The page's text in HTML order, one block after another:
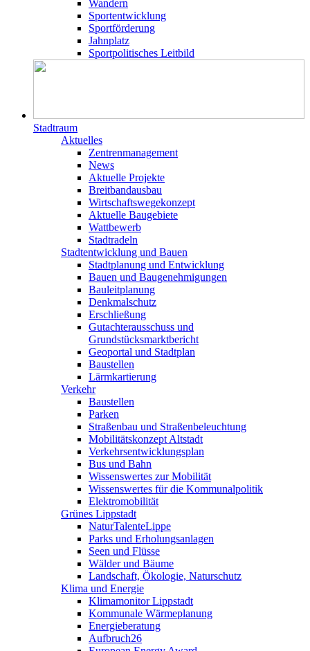
Wandern
Sportentwicklung
Sportförderung
Jahnplatz
Sportpolitisches Leitbild
Stadtraum
Aktuelles
Zentrenmanagement
News
Aktuelle Projekte
Breitbandausbau
Wirtschaftswegekonzept
Aktuelle Baugebiete
Wattbewerb
Stadtradeln
Stadtentwicklung und Bauen
Stadtplanung und Entwicklung
Bauen und Baugenehmigungen
Bauleitplanung
Denkmalschutz
Erschließung
Gutachterausschuss und
Grundstücksmarktbericht
Geoportal und Stadtplan
Baustellen
Lärmkartierung
Verkehr
Baustellen
Parken
Straßenbau und Straßenbeleuchtung
Mobilitätskonzept Altstadt
Verkehrsentwicklungsplan
Bus und Bahn
Wissenswertes zur Mobilität
Wissenswertes für die Kommunalpolitik
Elektromobilität
Grünes Lippstadt
NaturTalenteLippe
Parks und Erholungsanlagen
Seen und Flüsse
Wälder und Bäume
Landschaft, Ökologie, Naturschutz
Klima und Energie
Klimamonitor Lippstadt
Kommunale Wärmeplanung
Energieberatung
Aufbruch26